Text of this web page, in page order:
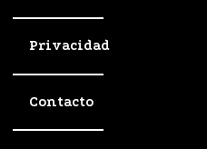
Privacidad
Contacto